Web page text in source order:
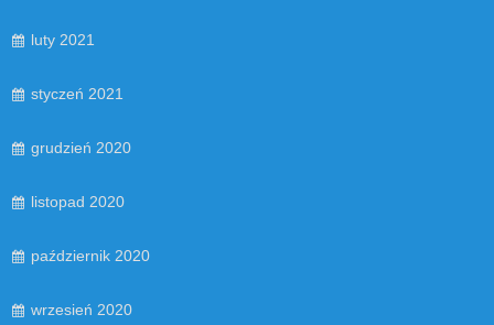
luty 2021
styczeń 2021
grudzień 2020
listopad 2020
październik 2020
wrzesień 2020